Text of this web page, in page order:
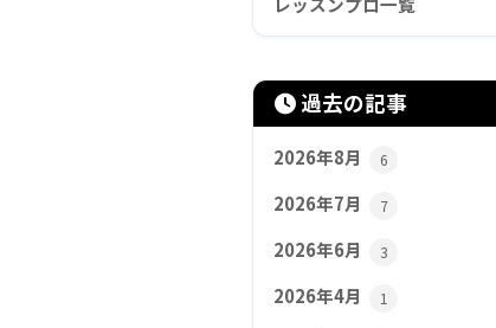
過去の記事
2026年8月 6
2026年7月 7
2026年6月 3
2026年4月 1